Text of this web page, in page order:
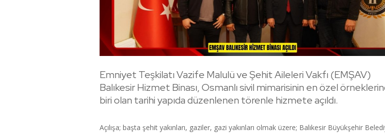
Emniyet Teşkilatı Vazife Malulü ve Şehit Aileleri Vakfı (EMŞAV)
Balıkesir Hizmet Binası, Osmanlı sivil mimarisinin en özel
biri olan tarihi yapıda düzenlenen törenle hizmete açıldı.
Açılışa; başta şehit yakınları, gaziler, gazi yakınları olmak üzere; Balıkesir Büyükşehir